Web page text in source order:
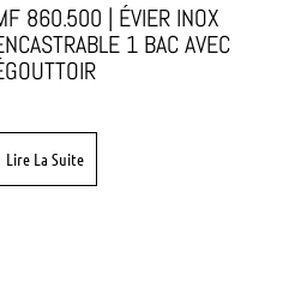
860.500 | ÉVIER INOX
1 BAC AVEC
Lire La Suite